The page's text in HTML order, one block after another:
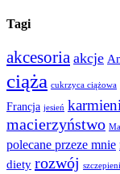
Tagi
akcesoria akcje
ciąża cukrzyca ciążowa
Francja jesień
macierzyństwo
polecane przeze mnie
diety rozwój